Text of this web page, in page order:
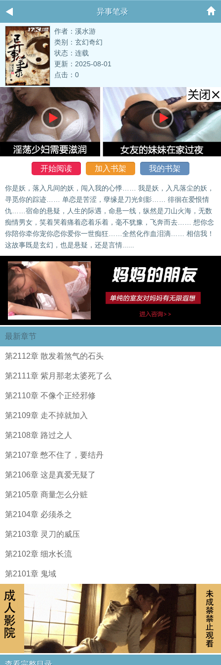
异事笔录
作者：溪水游
类别：玄幻奇幻
状态：连载
更新：2025-08-01
点击：0
开始阅读 加入书架 我的书架
你是妖，落入凡间的妖，闯入我的心悸…… 我是妖，入凡落尘的妖，
寻觅你的踪迹…… 单恋是苦涩，孽缘是刀光剑影…… 徘徊在爱恨情
仇……宿命的悬疑，人生的际遇，命悬一线，纵然是刀山火海，无数
痴情男女，笑着哭着痛着恋着乐着，毫不犹豫，飞奔而去…… 想你念
你陪你牵你宠你恋你爱你一世痴狂……全然化作血泪滴…… 相信我！
这故事既是玄幻，也是悬疑，还是言情......
最新章节
第2112章 散发着煞气的石头
第2111章 紫月那老太婆死了么
第2110章 不像个正经邪修
第2109章 走不掉就加入
第2108章 路过之人
第2107章 憋不住了，要结丹
第2106章 这是真爱无疑了
第2105章 商量怎么分赃
第2104章 必须杀之
第2103章 灵刀的威压
第2102章 细水长流
第2101章 鬼域